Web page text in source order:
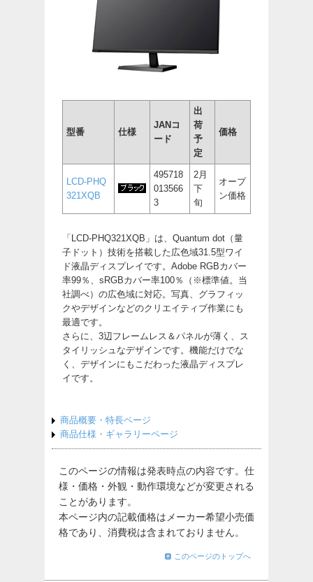
型番 仕様
JANコ
ード
出
荷
予
定
価格
LCD-PHQ
321XQB
495718
013566
3
2月
下
旬
オープ
ン価格
「LCD-PHQ321XQB」は、Quantum dot（量
子ドット）技術を搭載した広色域31.5型ワイ
ド液晶ディスプレイです。Adobe RGBカバー
率99％、sRGBカバー率100％（※標準値。当
社調べ）の広色域に対応。写真、グラフィッ
クやデザインなどのクリエイティブ作業にも
最適です。
さらに、3辺フレームレス＆パネルが薄く、ス
タイリッシュなデザインです。機能だけでな
く、デザインにもこだわった液晶ディスプレ
イです。
商品概要・特長ページ
商品仕様・ギャラリーページ
このページの情報は発表時点の内容です。仕
様・価格・外観・動作環境などが変更される
ことがあります。
本ページ内の記載価格はメーカー希望小売価
格であり、消費税は含まれておりません。
このページのトップへ